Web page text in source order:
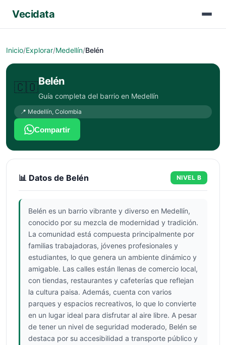
Vecidata
Inicio/Explorar/Medellín/Belén
🇨🇴Belén
Guía completa del barrio en Medellín
📍 Medellín, Colombia
Compartir
📊 Datos de Belén NIVEL B
Belén es un barrio vibrante y diverso en Medellín,
conocido por su mezcla de modernidad y tradición.
La comunidad está compuesta principalmente por
familias trabajadoras, jóvenes profesionales y
estudiantes, lo que genera un ambiente dinámico y
amigable. Las calles están llenas de comercio local,
con tiendas, restaurantes y cafeterías que reflejan
la cultura paisa. Además, cuenta con varios
parques y espacios recreativos, lo que lo convierte
en un lugar ideal para disfrutar al aire libre. A pesar
de tener un nivel de seguridad moderado, Belén se
destaca por su accesibilidad a transporte público y